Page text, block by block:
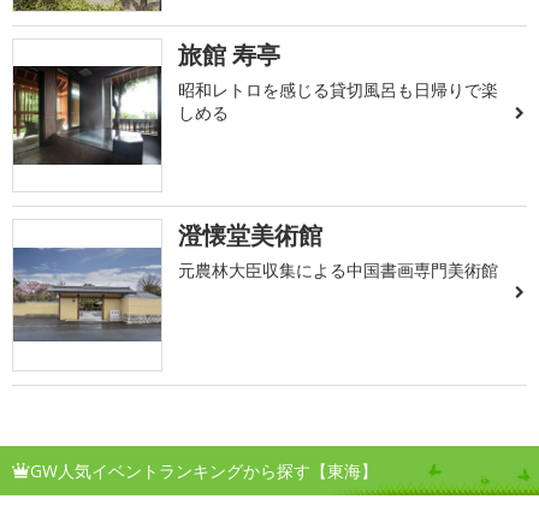
旅館 寿亭
昭和レトロを感じる貸切風呂も日帰りで楽
しめる
澄懐堂美術館
元農林大臣収集による中国書画専門美術館
GW人気イベントランキングから探す【東海】